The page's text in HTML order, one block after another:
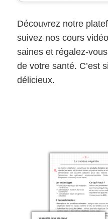
Découvrez notre
suivez nos cours
saines et régalez-
de votre santé. C’est
délicieux.